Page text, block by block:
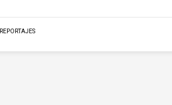
REPORTAJES